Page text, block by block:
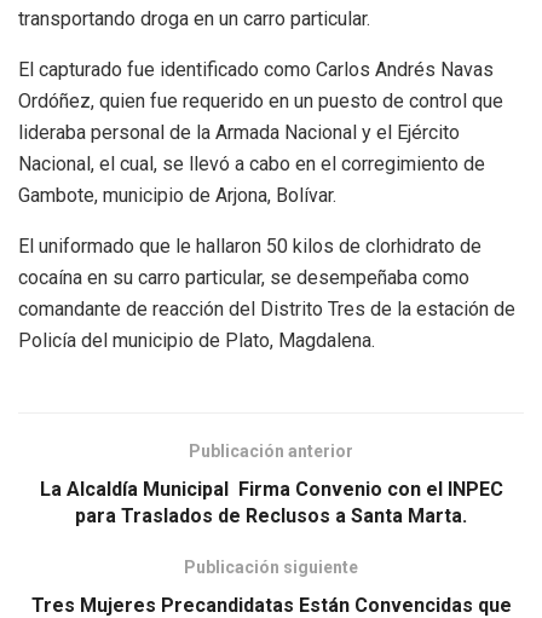
transportando droga en un carro particular.
El capturado fue identificado como Carlos Andrés Navas
Ordóñez, quien fue requerido en un puesto de control que
lideraba personal de la Armada Nacional y el Ejército
Nacional, el cual, se llevó a cabo en el corregimiento de
Gambote, municipio de Arjona, Bolívar.
El uniformado que le hallaron 50 kilos de clorhidrato de
cocaína en su carro particular, se desempeñaba como
comandante de reacción del Distrito Tres de la estación de
Policía del municipio de Plato, Magdalena.
Publicación anterior
La Alcaldía Municipal Firma Convenio con el INPEC
para Traslados de Reclusos a Santa Marta.
Publicación siguiente
Tres Mujeres Precandidatas Están Convencidas que